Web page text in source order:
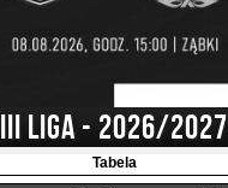
III LIGA - 2026/2027
Tabela